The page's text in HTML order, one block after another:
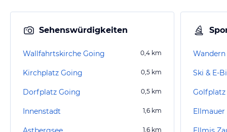
Sehenswürdigkeiten
Wallfahrtskirche Going 0,4 km
Kirchplatz Going 0,5 km
Dorfplatz Going 0,5 km
Innenstadt 1,6 km
1,6 km
Ski & E-
Ellmauer